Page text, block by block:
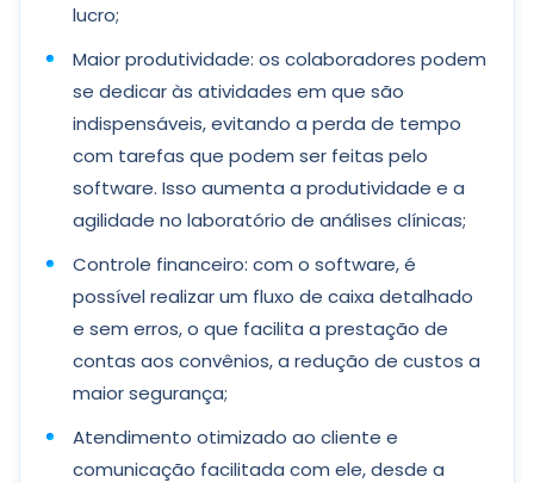
lucro;
Maior produtividade: os colaboradores podem
se dedicar às atividades em que são
indispensáveis, evitando a perda de tempo
com tarefas que podem ser feitas pelo
software. Isso aumenta a produtividade e a
agilidade no laboratório de análises clínicas;
Controle financeiro: com o software, é
possível realizar um fluxo de caixa detalhado
e sem erros, o que facilita a prestação de
contas aos convênios, a redução de custos a
maior segurança;
Atendimento otimizado ao cliente e
comunicação facilitada com ele, desde a